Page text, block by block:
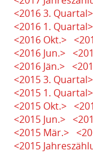
<2016 3. Quartal>
<2016 1. Quartal>
<2016 Okt.>
<2016 Jun.>
<2016 Jän.>
<2015 3. Quartal>
<2015 1. Quartal>
<2015 Okt.>
<2015 Jun.>
<2015 Mär.>
<2015